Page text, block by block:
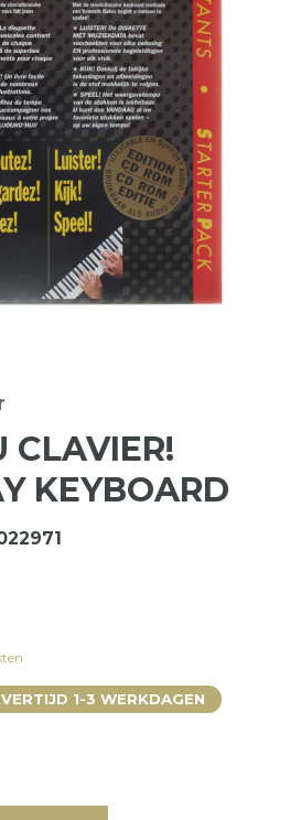
CLAVIER!
KEYBOARD
1-3 WERKDAGEN